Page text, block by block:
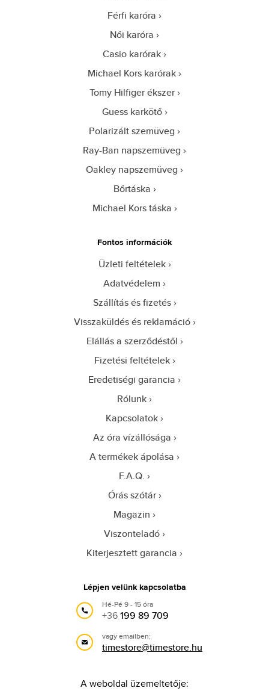
Férfi karóra
Női karóra
Casio karórak
Michael Kors karórak
Tomy Hilfiger ékszer
Guess karkötő
Polarizált szemüveg
Ray-Ban napszemüveg
Oakley napszemüveg
Bőrtáska
Michael Kors táska
Fontos információk
Üzleti feltételek
Adatvédelem
Szállítás és fizetés
Visszaküldés és reklamáció
Elállás a szerződéstől
Fizetési feltételek
Eredetiségi garancia
Rólunk
Kapcsolatok
Az óra vízállósága
A termékek ápolása
F.A.Q.
Órás szótár
Magazin
Viszonteladó
Kiterjesztett garancia
Lépjen velünk kapcsolatba
Hé-Pé 9 - 15 óra
+36199 89 709
vagy emailben:
timestore@timestore.hu
A weboldal üzemeltetője: